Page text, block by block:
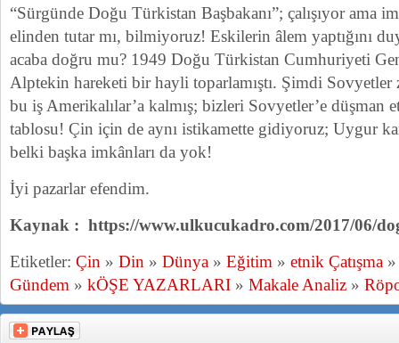
“Sürgünde Doğu Türkistan Başbakanı”; çalışıyor ama
elinden tutar mı, bilmiyoruz! Eskilerin âlem yaptığını
acaba doğru mu? 1949 Doğu Türkistan Cumhuriyeti
Alptekin hareketi bir hayli toparlamıştı. Şimdi Sovyetler
bu iş Amerikalılar’a kalmış; bizleri Sovyetler’e düşman
tablosu! Çin için de aynı istikamette gidiyoruz; Uygur
belki başka imkânları da yok!
İyi pazarlar efendim.
Kaynak : https://www.ulkucukadro.com/2017/06/
Etiketler: Çin » Din » Dünya » Eğitim » etnik Çatışma
Gündem » kÖŞE YAZARLARI » Makale Analiz »